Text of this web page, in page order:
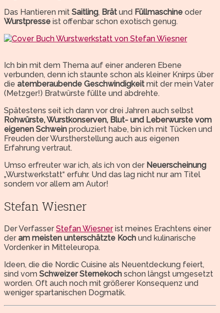
Das Hantieren mit Saitling, Brätund Füllmaschine oder
Wurstpresse ist offenbar schon exotisch genug.
Ich bin mit dem Thema auf einer anderen Ebene
verbunden, denn ich staunte schon als kleiner Knirps über
die atemberaubende Geschwindigkeitmit der mein Vater
(Metzger!) Bratwürste füllte und abdrehte.
Spätestens seit ich dann vor drei Jahren auch selbst
Rohwürste, Wurstkonserven, Blut- und Leberwurste vom
eigenen Schwein produziert habe, bin ich mit Tücken und
Freuden der Wurstherstellung auch aus eigenen
Erfahrung vertraut.
Umso erfreuter war ich, als ich von der Neuerscheinung
„Wurstwerkstatt“ erfuhr. Und das lag nicht nur am Titel
sondern vor allem am Autor!
Stefan Wiesner
Der Verfasser Stefan Wiesnerist meines Erachtens einer
der am meisten unterschätzte Koch und kulinarische
Vordenker in Mitteleuropa.
Ideen, die die Nordic Cuisine als Neuentdeckung feiert,
sind vom Schweizer Sternekoch schon längst umgesetzt
worden. Oft auch noch mit größerer Konsequenz und
weniger spartanischen Dogmatik.